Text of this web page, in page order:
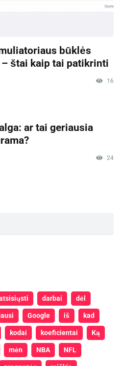
būklės
– štai kaip tai patikrinti
16
ar tai geriausia
24
darbai dėl
Google iš kad
kodai koeficientai Ką
mėn NBA NFL